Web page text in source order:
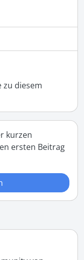
zu diesem
kurzen
ersten Beitrag